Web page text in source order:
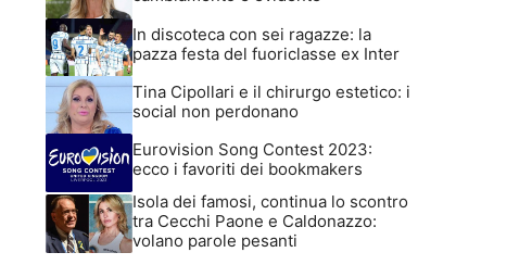
In discoteca con sei ragazze: la
pazza festa del fuoriclasse ex Inter
Tina Cipollari e il chirurgo estetico: i
social non perdonano
Eurovision Song Contest 2023:
ecco i favoriti dei bookmakers
Isola dei famosi, continua lo scontro
tra Cecchi Paone e Caldonazzo:
volano parole pesanti